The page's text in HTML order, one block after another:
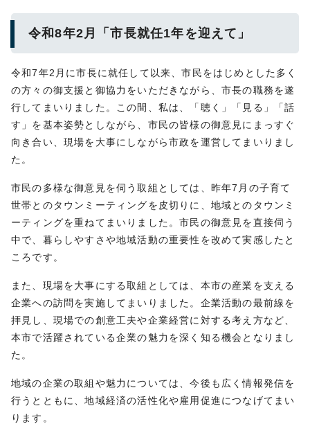
令和8年2月「市長就任1年を迎えて」
令和7年2月に市長に就任して以来、市民をはじめとした多く
の方々の御支援と御協力をいただきながら、市長の職務を遂
行してまいりました。この間、私は、「聴く」「見る」「話
す」を基本姿勢としながら、市民の皆様の御意見にまっすぐ
向き合い、現場を大事にしながら市政を運営してまいりまし
た。
市民の多様な御意見を伺う取組としては、昨年7月の子育て
世帯とのタウンミーティングを皮切りに、地域とのタウンミ
ーティングを重ねてまいりました。市民の御意見を直接伺う
中で、暮らしやすさや地域活動の重要性を改めて実感したと
ころです。
また、現場を大事にする取組としては、本市の産業を支える
企業への訪問を実施してまいりました。企業活動の最前線を
拝見し、現場での創意工夫や企業経営に対する考え方など、
本市で活躍されている企業の魅力を深く知る機会となりまし
た。
地域の企業の取組や魅力については、今後も広く情報発信を
行うとともに、地域経済の活性化や雇用促進につなげてまい
ります。